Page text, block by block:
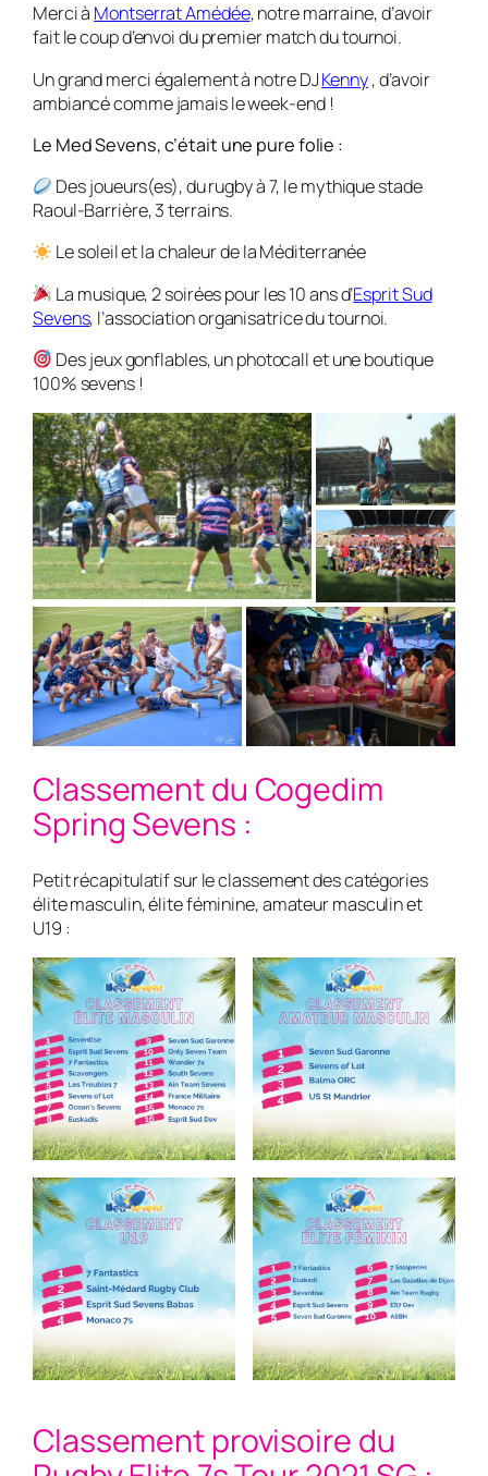
Merci à Montserrat Amédée, notre marraine, d’avoir
fait le coup d’envoi du premier match du tournoi.
Un grand merci également à notre DJKenny, d’avoir
ambiancé comme jamais le week-end !
Le Med Sevens, c’était une pure folie :
Des joueurs(es), du rugby à 7, le mythique stade
Raoul-Barrière, 3 terrains.
Le soleil et la chaleur de la Méditerranée
La musique, 2 soirées pour les 10 ans d’Esprit Sud
Sevens, l’association organisatrice du tournoi.
Des jeux gonflables, un photocall et une boutique
100% sevens !
Classement du Cogedim
Spring Sevens :
Petit récapitulatif sur le classement des catégories
élite masculin, élite féminine, amateur masculin et
U19 :
Classement provisoire du